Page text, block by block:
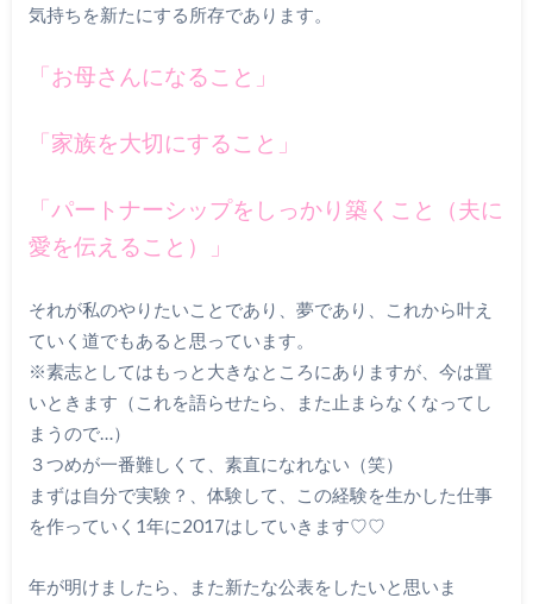
気持ちを新たにする所存であります。
「お母さんになること」
「家族を大切にすること」
「パートナーシップをしっかり築くこと（夫に
愛を伝えること）」
それが私のやりたいことであり、夢であり、これから叶え
ていく道でもあると思っています。
※素志としてはもっと大きなところにありますが、今は置
いときます（これを語らせたら、また止まらなくなってし
まうので…）
３つめが一番難しくて、素直になれない（笑）
まずは自分で実験？、体験して、この経験を生かした仕事
を作っていく1年に2017はしていきます♡♡
年が明けましたら、また新たな公表をしたいと思いま